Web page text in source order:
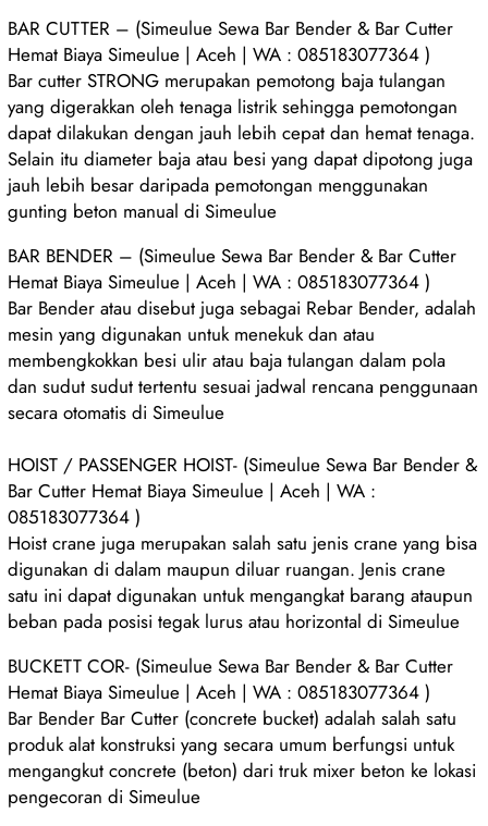
BAR CUTTER – (Simeulue Sewa Bar Bender & Bar Cutter
Hemat Biaya Simeulue | Aceh | WA : 085183077364 )
Bar cutter STRONG merupakan pemotong baja tulangan
yang digerakkan oleh tenaga listrik sehingga pemotongan
dapat dilakukan dengan jauh lebih cepat dan hemat tenaga.
Selain itu diameter baja atau besi yang dapat dipotong juga
jauh lebih besar daripada pemotongan menggunakan
gunting beton manual di Simeulue
BAR BENDER – (Simeulue Sewa Bar Bender & Bar Cutter
Hemat Biaya Simeulue | Aceh | WA : 085183077364 )
Bar Bender atau disebut juga sebagai Rebar Bender, adalah
mesin yang digunakan untuk menekuk dan atau
membengkokkan besi ulir atau baja tulangan dalam pola
dan sudut sudut tertentu sesuai jadwal rencana penggunaan
secara otomatis di Simeulue
HOIST / PASSENGER HOIST- (Simeulue Sewa Bar Bender &
Bar Cutter Hemat Biaya Simeulue | Aceh | WA :
085183077364 )
Hoist crane juga merupakan salah satu jenis crane yang bisa
digunakan di dalam maupun diluar ruangan. Jenis crane
satu ini dapat digunakan untuk mengangkat barang ataupun
beban pada posisi tegak lurus atau horizontal di Simeulue
BUCKETT COR- (Simeulue Sewa Bar Bender & Bar Cutter
Hemat Biaya Simeulue | Aceh | WA : 085183077364 )
Bar Bender Bar Cutter (concrete bucket) adalah salah satu
produk alat konstruksi yang secara umum berfungsi untuk
mengangkut concrete (beton) dari truk mixer beton ke lokasi
pengecoran di Simeulue